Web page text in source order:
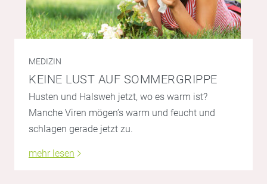
MEDIZIN
KEINE LUST AUF SOMMERGRIPPE
Husten und Halsweh jetzt, wo es warm ist?
Manche Viren mögen’s warm und feucht und
schlagen gerade jetzt zu.
mehr lesen